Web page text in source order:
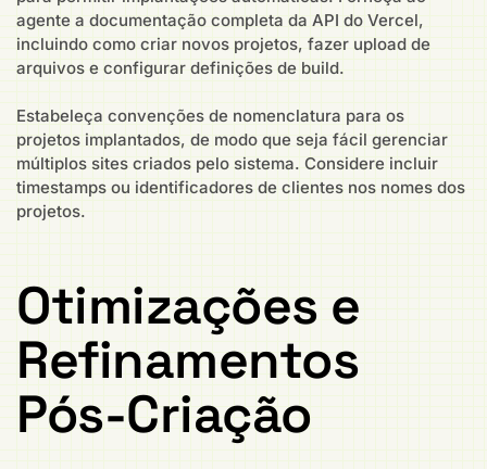
agente a documentação completa da API do Vercel,
incluindo como criar novos projetos, fazer upload de
arquivos e configurar definições de build.
Estabeleça convenções de nomenclatura para os
projetos implantados, de modo que seja fácil gerenciar
múltiplos sites criados pelo sistema. Considere incluir
timestamps ou identificadores de clientes nos nomes dos
projetos.
Otimizações e
Refinamentos
Pós-Criação